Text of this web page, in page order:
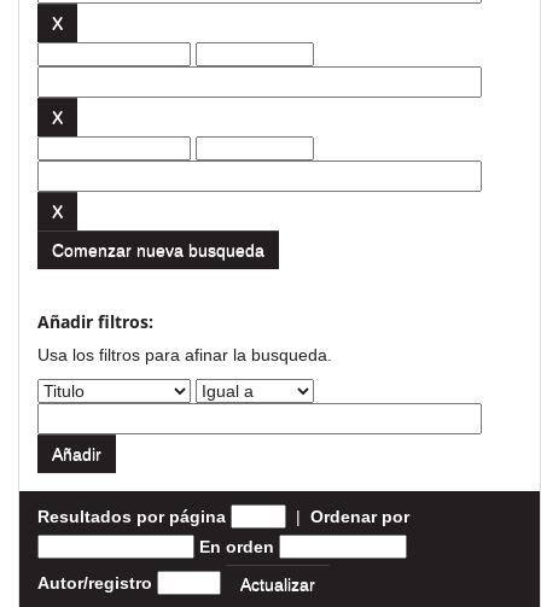
Comenzar nueva busqueda
Añadir filtros:
Usa los filtros para afinar la busqueda.
Resultados por página | Ordenar por
En orden
Autor/registro